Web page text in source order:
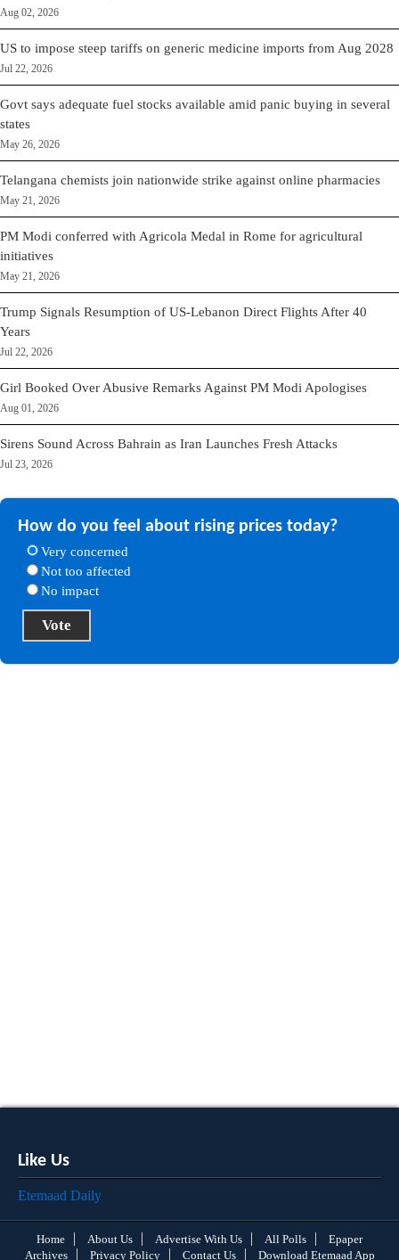
Aug 02, 2026
US to impose steep tariffs on generic medicine imports from Aug 2028
Jul 22, 2026
Govt says adequate fuel stocks available amid panic buying in several
states
May 26, 2026
Telangana chemists join nationwide strike against online pharmacies
May 21, 2026
PM Modi conferred with Agricola Medal in Rome for agricultural
initiatives
May 21, 2026
Trump Signals Resumption of US-Lebanon Direct Flights After 40
Years
Jul 22, 2026
Girl Booked Over Abusive Remarks Against PM Modi Apologises
Aug 01, 2026
Sirens Sound Across Bahrain as Iran Launches Fresh Attacks
Jul 23, 2026
How do you feel about rising prices today?
Very concerned
Not too affected
No impact
Like Us
Etemaad Daily
Home About Us Advertise With Us All Polls
Epaper
Archives
Privacy Policy Contact Us Download Etemaad App